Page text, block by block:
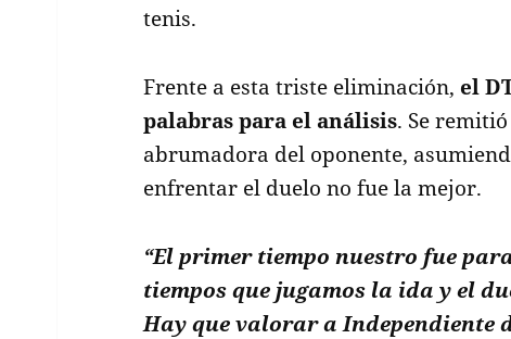
tenis.
Frente a esta triste eliminación, el
palabras para el análisis. Se
abrumadora del oponente,
enfrentar el duelo no fue la mejor.
“El primer tiempo nuestro fue
tiempos que jugamos la ida y el
Hay que valorar a Independiente